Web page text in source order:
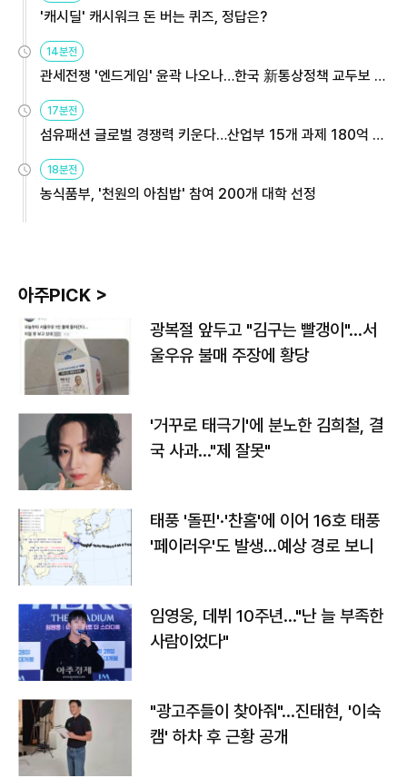
'캐시딜' 캐시워크 돈 버는 퀴즈, 정답은?
14분전
관세전쟁 '엔드게임' 윤곽 나오나…한국 新통상정책 교두보 활
용해야
17분전
섬유패션 글로벌 경쟁력 키운다…산업부 15개 과제 180억 지
원
18분전
농식품부, '천원의 아침밥' 참여 200개 대학 선정
아주PICK >
광복절 앞두고 "김구는 빨갱이"…서
울우유 불매 주장에 황당
'거꾸로 태극기'에 분노한 김희철, 결
국 사과…"제 잘못"
태풍 '돌핀'·'찬홈'에 이어 16호 태풍
'페이러우'도 발생…예상 경로 보니
임영웅, 데뷔 10주년…"난 늘 부족한
사람이었다"
"광고주들이 찾아줘"…진태현, '이숙
캠' 하차 후 근황 공개